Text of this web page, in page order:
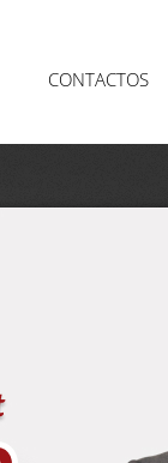
CONTACTOS